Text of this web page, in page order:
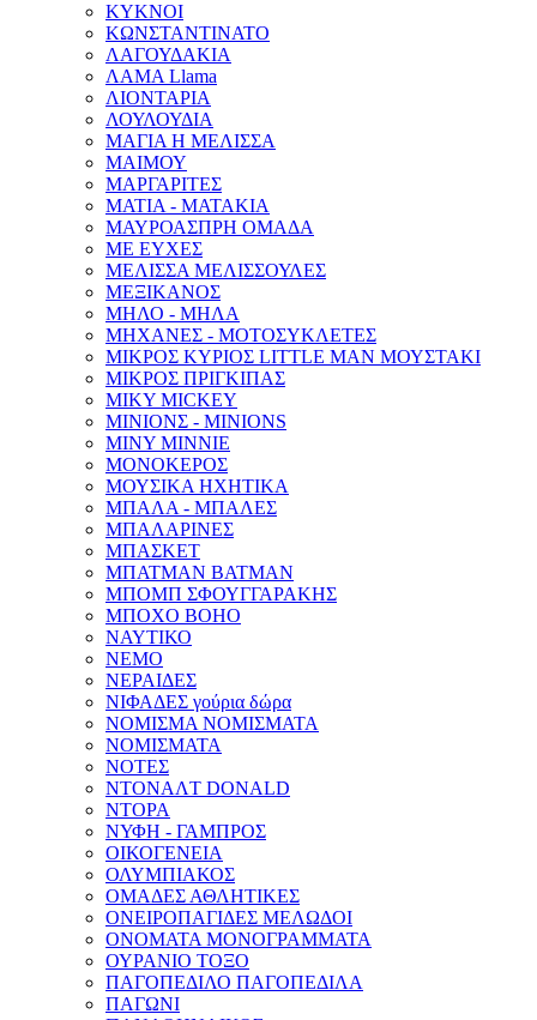
ΚΥΚΝΟΙ
ΚΩΝΣΤΑΝΤΙΝΑΤΟ
ΛΑΓΟΥΔΑΚΙΑ
ΛΑΜΑ Llama
ΛΙΟΝΤΑΡΙΑ
ΛΟΥΛΟΥΔΙΑ
ΜΑΓΙΑ Η ΜΕΛΙΣΣΑ
ΜΑΙΜΟΥ
ΜΑΡΓΑΡΙΤΕΣ
ΜΑΤΙΑ - ΜΑΤΑΚΙΑ
ΜΑΥΡΟΑΣΠΡΗ ΟΜΑΔΑ
ΜΕ ΕΥΧΕΣ
ΜΕΛΙΣΣΑ ΜΕΛΙΣΣΟΥΛΕΣ
ΜΕΞΙΚΑΝΟΣ
ΜΗΛΟ - ΜΗΛΑ
ΜΗΧΑΝΕΣ - ΜΟΤΟΣΥΚΛΕΤΕΣ
ΜΙΚΡΟΣ ΚΥΡΙΟΣ LITTLE MAN ΜΟΥΣΤΑΚΙ
ΜΙΚΡΟΣ ΠΡΙΓΚΙΠΑΣ
ΜΙΚΥ MICKEY
ΜΙΝΙΟΝΣ - MINIONS
ΜΙΝΥ MINNIE
ΜΟΝΟΚΕΡΟΣ
ΜΟΥΣΙΚΑ ΗΧΗΤΙΚΑ
ΜΠΑΛΑ - ΜΠΑΛΕΣ
ΜΠΑΛΑΡΙΝΕΣ
ΜΠΑΣΚΕΤ
ΜΠΑΤΜΑΝ BATMAN
ΜΠΟΜΠ ΣΦΟΥΓΓΑΡΑΚΗΣ
ΜΠΟΧΟ BOHO
ΝΑΥΤΙΚΟ
ΝΕΜΟ
ΝΕΡΑΙΔΕΣ
ΝΙΦΑΔΕΣ γούρια δώρα
ΝΟΜΙΣΜΑ ΝΟΜΙΣΜΑΤΑ
ΝΟΜΙΣΜΑΤΑ
ΝΟΤΕΣ
ΝΤΟΝΑΛT DONALD
ΝΤΟΡΑ
ΝΥΦΗ - ΓΑΜΠΡΟΣ
ΟΙΚΟΓΕΝΕΙΑ
ΟΛΥΜΠΙΑΚΟΣ
ΟΜΑΔΕΣ ΑΘΛΗΤΙΚΕΣ
ΟΝΕΙΡΟΠΑΓΙΔΕΣ ΜΕΛΩΔΟΙ
ΟΝΟΜΑΤΑ ΜΟΝΟΓΡΑΜΜΑΤΑ
ΟΥΡΑΝΙΟ ΤΟΞΟ
ΠΑΓΟΠΕΔΙΛΟ ΠΑΓΟΠΕΔΙΛΑ
ΠΑΓΩΝΙ